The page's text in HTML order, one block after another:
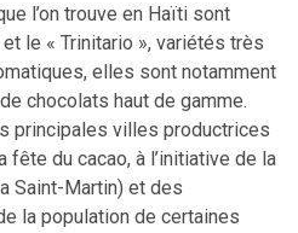
l’on trouve en Haïti sont
le « Trinitario », variétés très
elles sont notamment
chocolats haut de gamme.
principales villes productrices
fête du cacao, à l’initiative de la
Saint-Martin) et des
la population de certaines